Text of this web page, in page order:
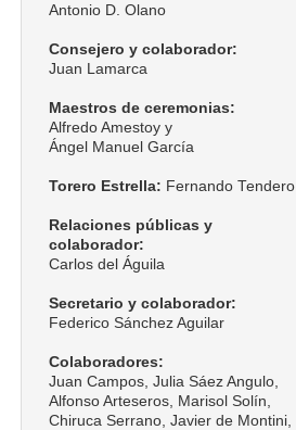
Antonio D. Olano
Consejero y colaborador:
Juan Lamarca
Maestros de ceremonias:
Alfredo Amestoy y
Ángel Manuel García
Torero Estrella: Fernando Tendero
Relaciones públicas y
colaborador:
Carlos del Águila
Secretario y colaborador:
Federico Sánchez Aguilar
Colaboradores:
Juan Campos, Julia Sáez Angulo,
Alfonso Arteseros, Marisol Solín,
Chiruca Serrano, Javier de Montini,